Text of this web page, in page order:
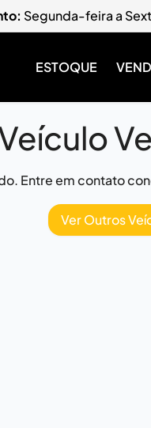
Segunda-feira a
ESTOQUE
Entre em contato
Ver Outros